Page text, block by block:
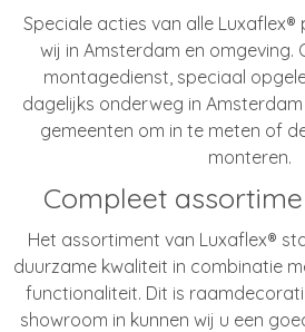
Speciale acties van alle
wij in Amsterdam en omgeving.
montagedienst, speciaal
dagelijks onderweg in
gemeenten om in te meten of
monteren.
Compleet
Het assortiment van Luxaflex®
duurzame kwaliteit in combinatie
functionaliteit. Dit is
showroom in kunnen wij u een